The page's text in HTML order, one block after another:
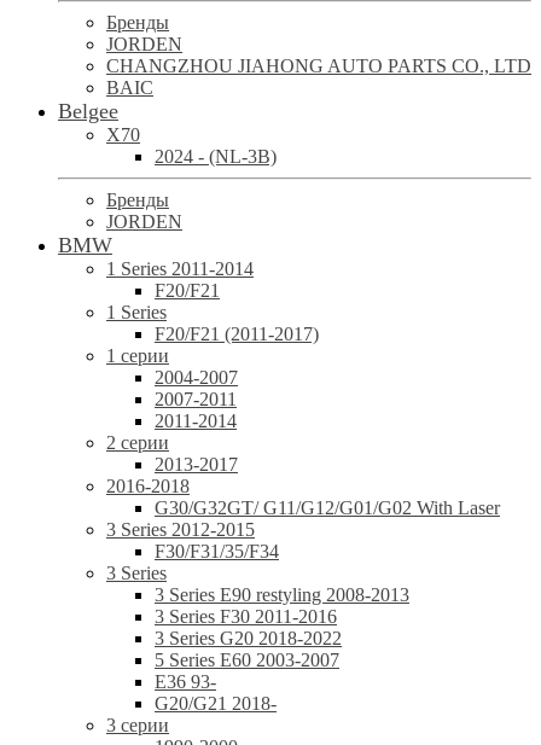
Бренды
JORDEN
CHANGZHOU JIAHONG AUTO PARTS CO., LTD
BAIC
Belgee
X70
2024 - (NL-3B)
Бренды
JORDEN
BMW
1 Series 2011-2014
F20/F21
1 Series
F20/F21 (2011-2017)
1 серии
2004-2007
2007-2011
2011-2014
2 серии
2013-2017
2016-2018
G30/G32GT/ G11/G12/G01/G02 With Laser
3 Series 2012-2015
F30/F31/35/F34
3 Series
3 Series E90 restyling 2008-2013
3 Series F30 2011-2016
3 Series G20 2018-2022
5 Series E60 2003-2007
E36 93-
G20/G21 2018-
3 серии